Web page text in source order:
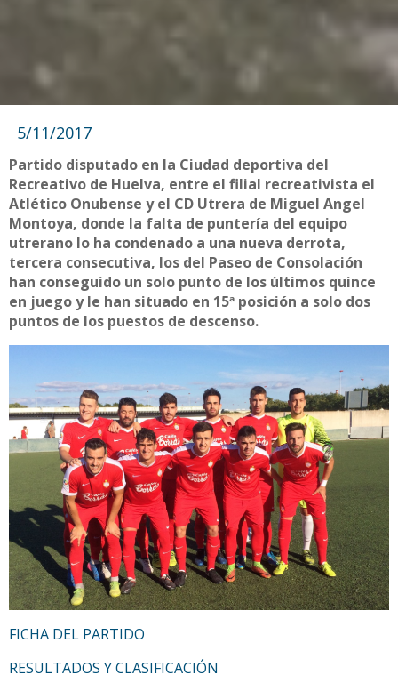
5/11/2017
Partido disputado en la Ciudad deportiva del
Recreativo de Huelva, entre el filial recreativista el
Atlético Onubense y el CD Utrera de Miguel Angel
Montoya, donde la falta de puntería del equipo
utrerano lo ha condenado a una nueva derrota,
tercera consecutiva, los del Paseo de Consolación
han conseguido un solo punto de los últimos quince
en juego y le han situado en 15ª posición a solo dos
puntos de los puestos de descenso.
FICHA DEL PARTIDO
RESULTADOS Y CLASIFICACIÓN